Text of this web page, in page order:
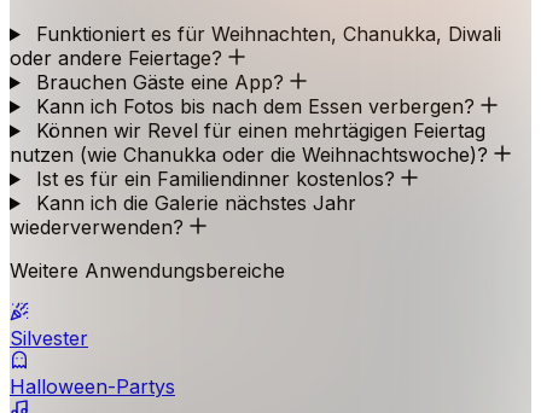
Funktioniert es für Weihnachten, Chanukka, Diwali
oder andere Feiertage?
Brauchen Gäste eine App?
Kann ich Fotos bis nach dem Essen verbergen?
Können wir Revel für einen mehrtägigen Feiertag
nutzen (wie Chanukka oder die Weihnachtswoche)?
Ist es für ein Familiendinner kostenlos?
Kann ich die Galerie nächstes Jahr
wiederverwenden?
Weitere Anwendungsbereiche
Silvester
Halloween-Partys